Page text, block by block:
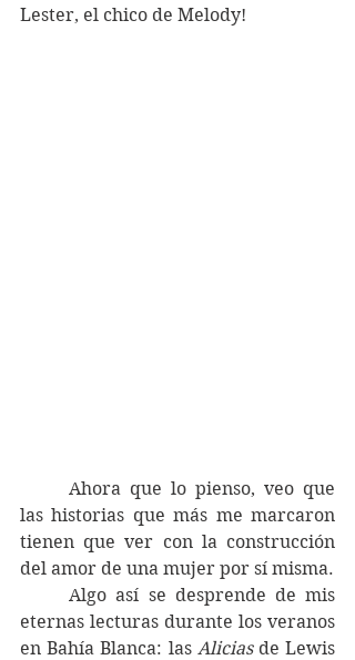
Lester, el chico de Melody!
las historias que más me marcaron
tienen que ver con la construcción
	Algo así se desprende de mis
eternas lecturas durante los veranos
en Bahía Blanca: las Alicias de Lewis